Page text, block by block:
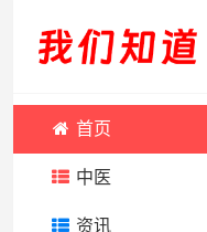
首页
中医
资讯